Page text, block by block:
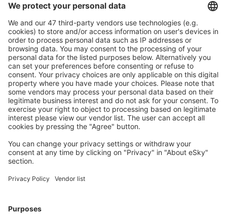
Ofertă adaptată aşteptărilor tale.
Planifică ȋn siguranţă
Rezervare fără griji cu opțiune gratuită de anulare.
Economiseşte mai mult
Prețuri atractive și oferte speciale pentru utilizatorii
conectați.
Alege din peste 1,3 mil. de opţiuni: hoteluri, cabane,
apartamente și altele.